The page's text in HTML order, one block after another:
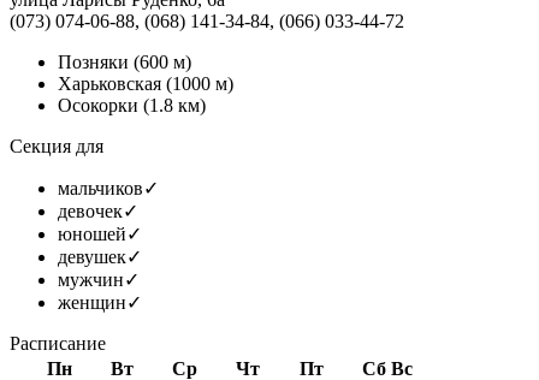
(073) 074-06-88, (068) 141-34-84, (066) 033-44-72
Позняки (600 м)
Харьковская (1000 м)
Осокорки (1.8 км)
Секция для
мальчиков✓
девочек✓
юношей✓
девушек✓
мужчин✓
женщин✓
Расписание
Пн
Вт Ср Чт Пт Сб Вс